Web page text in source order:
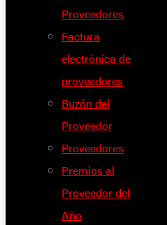
Proveedores
Factura
electrónica de
proveedores
Buzón del
Proveedor
Proveedores
Premios al
Proveedor del
Año